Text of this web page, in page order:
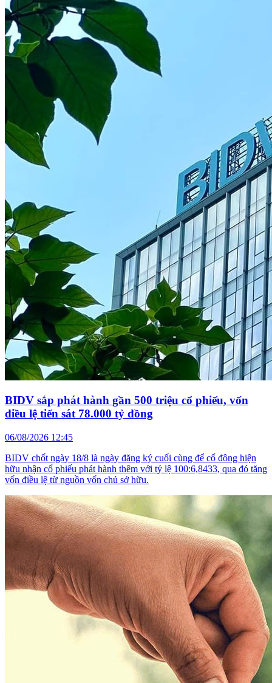
BIDV sắp phát hành gần 500 triệu cổ phiếu, vốn
điều lệ tiến sát 78.000 tỷ đồng
06/08/2026 12:45
BIDV chốt ngày 18/8 là ngày đăng ký cuối cùng để cổ đông hiện
hữu nhận cổ phiếu phát hành thêm với tỷ lệ 100:6,8433, qua đó tăng
vốn điều lệ từ nguồn vốn chủ sở hữu.